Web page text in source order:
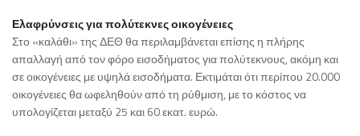
Ελαφρύνσεις για πολύτεκνες οικογένειες
Στο «καλάθι» της ΔΕΘ θα περιλαμβάνεται επίσης η πλήρης
απαλλαγή από τον φόρο εισοδήματος για πολύτεκνους, ακόμη και
σε οικογένειες με υψηλά εισοδήματα. Εκτιμάται ότι περίπου 20.000
οικογένειες θα ωφεληθούν από τη ρύθμιση, με το κόστος να
υπολογίζεται μεταξύ 25 και 60 εκατ. ευρώ.